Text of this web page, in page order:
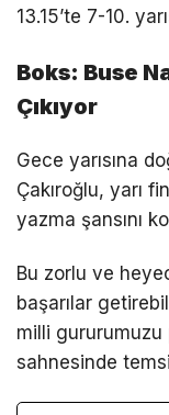
13.15’te 7-10.
Boks: Buse
Çıkıyor
Gece yarısına
Çakıroğlu, yarı
yazma şansını
Bu zorlu ve
başarılar
milli
sahnesinde